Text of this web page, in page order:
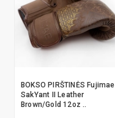
BOKSO PIRŠTINĖS Fujimae
SakYant II Leather
Brown/Gold 12oz ..